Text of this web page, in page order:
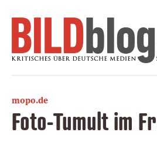
mopo.de
Foto-Tumult im